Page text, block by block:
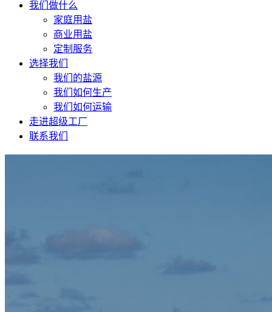
我们做什么
家庭用盐
商业用盐
定制服务
选择我们
我们的盐源
我们如何生产
我们如何运输
走进超级工厂
联系我们